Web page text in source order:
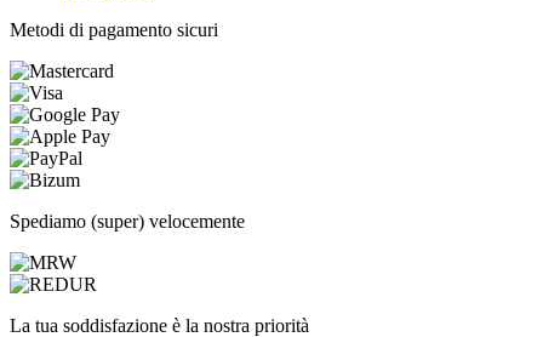
Metodi di pagamento sicuri
Spediamo (super) velocemente
La tua soddisfazione è la nostra priorità